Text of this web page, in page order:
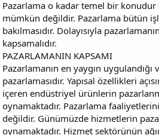
Pazarlama o kadar temel bir
mümkün değildir. Pazarlama bütün
bakılmasıdır. Dolayısıyla
kapsamalıdır.
PAZARLAMANIN KAPSAMI
Pazarlamanın en yaygın
pazarlamasıdır. Yapısal özellikleri
içeren endüstriyel ürünlerin
oynamaktadır. Pazarlama
değildir. Günümüzde hizmetlerin
oynamaktadır. Hizmet sektörünün